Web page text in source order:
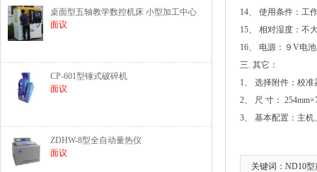
桌面型五轴教学数控机床 小型加工中心
面议
CP-601型锤式破碎机
面议
ZDHW-8型全自动量热仪
面议
14、 使用条件：工
15、 相对湿度：不
16、 电源：９V电
三. 其它：
1、 选择附件：校
2、 尺 寸：
3、 基本配置：主
关键词：ND10